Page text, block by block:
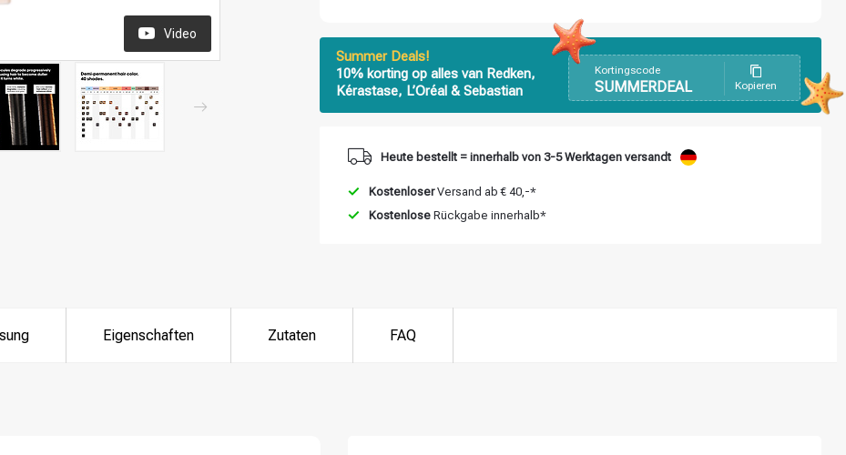
Video
Summer Deals!
10% korting op alles van Redken,
Kérastase, L’Oréal & Sebastian
Kortingscode
SUMMERDEAL Kopieren
Heute bestellt = innerhalb von 3-5 Werktagen versandt
KostenloserVersand ab € 40,-*
Kostenlose Rückgabe innerhalb*
Eigenschaften Zutaten FAQ